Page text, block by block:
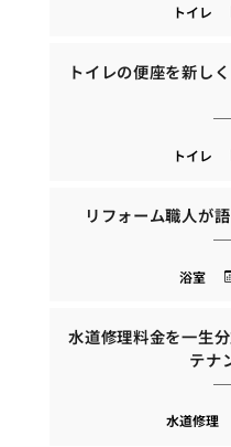
トイレ
トイレの便座を新し
トイレ
リフォーム職人が
浴室
水道修理料金を一生
テナ
水道修理